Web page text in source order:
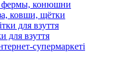
фермы, конюшни
ковши, щётки
для взуття
супермаркеті